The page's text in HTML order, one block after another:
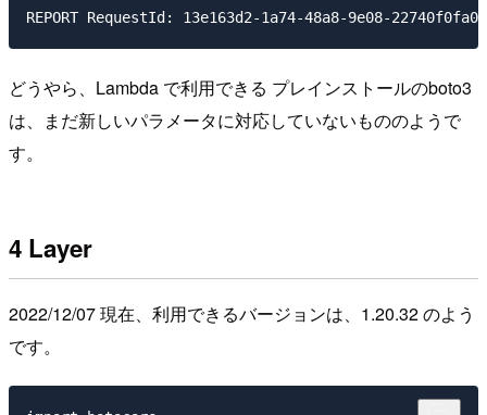
どうやら、Lambda で利用できる プレインストールのboto3
は、まだ新しいパラメータに対応していないもののようで
す。
4 Layer
2022/12/07 現在、利用できるバージョンは、1.20.32 のよう
です。